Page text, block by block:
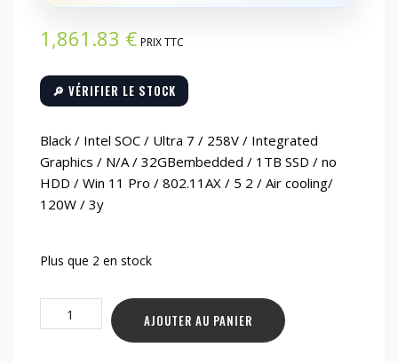
1,861.83 € PRIX TTC
🔎 VÉRIFIER LE STOCK
Black / Intel SOC / Ultra 7 / 258V / Integrated
Graphics / N/A / 32GBembedded / 1TB SSD / no
HDD / Win 11 Pro / 802.11AX / 5 2 / Air cooling/
120W / 3y
Plus que 2 en stock
quantité
de
AJOUTER AU PANIER